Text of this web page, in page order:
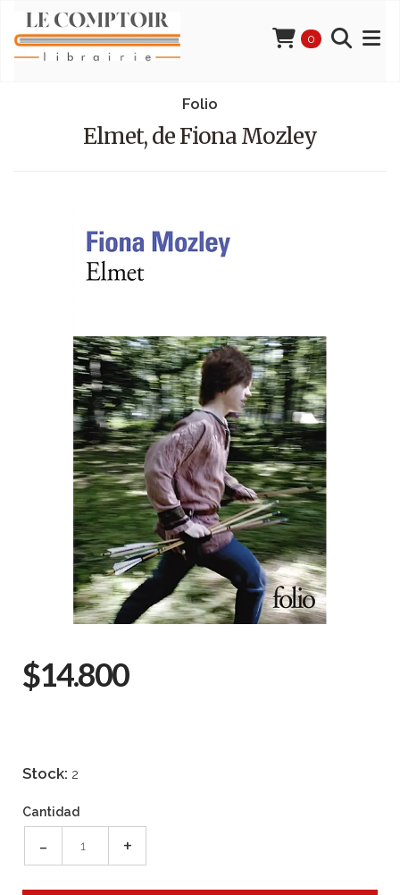
0
Folio
Elmet, de Fiona Mozley
$14.800
Stock: 2
Cantidad
- +